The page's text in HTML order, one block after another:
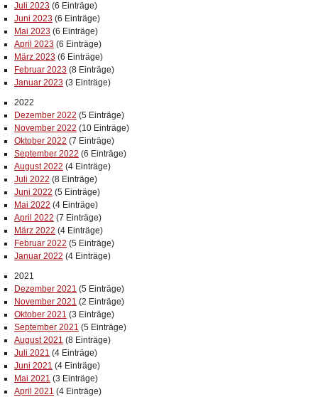
Juli 2023 (6 Einträge)
Juni 2023 (6 Einträge)
Mai 2023 (6 Einträge)
April 2023 (6 Einträge)
März 2023 (6 Einträge)
Februar 2023 (8 Einträge)
Januar 2023 (3 Einträge)
2022
Dezember 2022 (5 Einträge)
November 2022 (10 Einträge)
Oktober 2022 (7 Einträge)
September 2022 (6 Einträge)
August 2022 (4 Einträge)
Juli 2022 (8 Einträge)
Juni 2022 (5 Einträge)
Mai 2022 (4 Einträge)
April 2022 (7 Einträge)
März 2022 (4 Einträge)
Februar 2022 (5 Einträge)
Januar 2022 (4 Einträge)
2021
Dezember 2021 (5 Einträge)
November 2021 (2 Einträge)
Oktober 2021 (3 Einträge)
September 2021 (5 Einträge)
August 2021 (8 Einträge)
Juli 2021 (4 Einträge)
Juni 2021 (4 Einträge)
Mai 2021 (3 Einträge)
April 2021 (4 Einträge)